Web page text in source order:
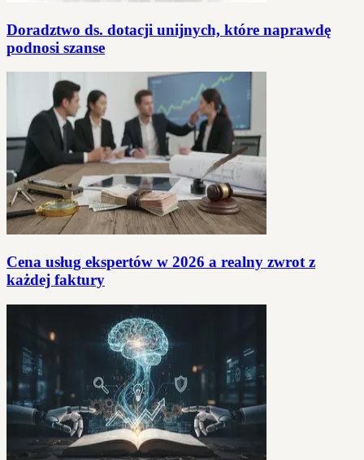
Doradztwo ds. dotacji unijnych, które naprawdę
podnosi szanse
Cena usług ekspertów w 2026 a realny zwrot z
każdej faktury